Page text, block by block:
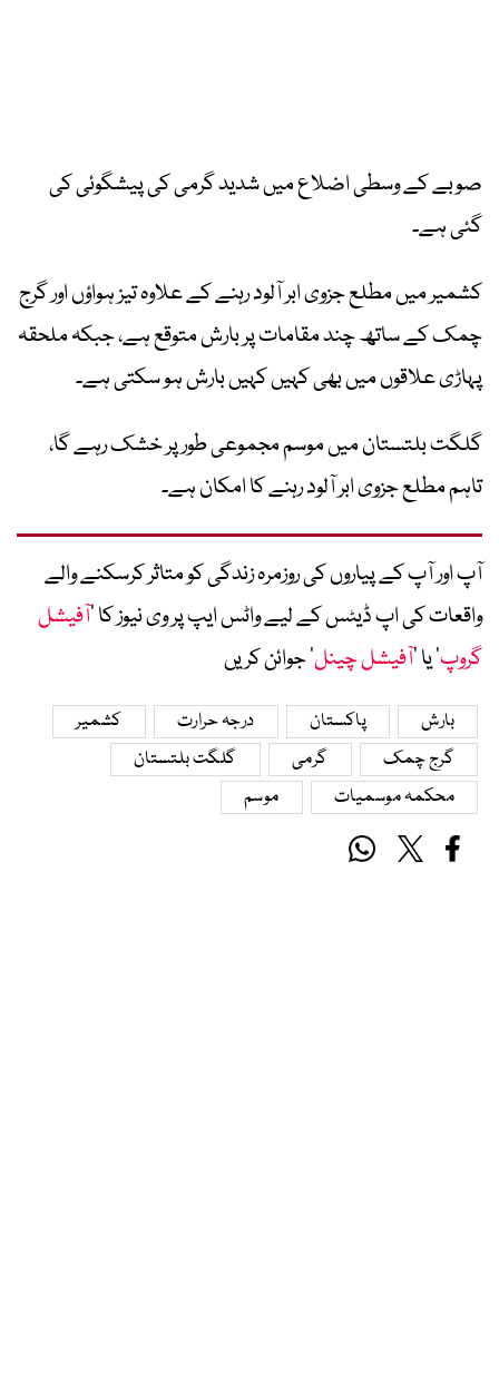
صوبے کے وسطی اضلاع میں شدید گرمی کی پیشگوئی کی
گئی ہے۔
کشمیر میں مطلع جزوی ابر آلود رہنے کے علاوہ تیز ہواؤں اور گرج
چمک کے ساتھ چند مقامات پر بارش متوقع ہے، جبکہ ملحقہ
پہاڑی علاقوں میں بھی کہیں کہیں بارش ہو سکتی ہے۔
گلگت بلتستان میں موسم مجموعی طور پر خشک رہے گا،
تاہم مطلع جزوی ابر آلود رہنے کا امکان ہے۔
آپ اور آپ کے پیاروں کی روزمرہ زندگی کو متاثر کرسکنے والے
واقعات کی اپ ڈیٹس کے لیے واٹس ایپ پر وی نیوز کا ’آفیشل
گروپ‘ یا ’آفیشل چینل‘ جوائن کریں
بارش پاکستان درجہ حرارت
کشمیر
گرج چمک
گرمی
گلگت بلتستان
محکمہ موسمیات
موسم